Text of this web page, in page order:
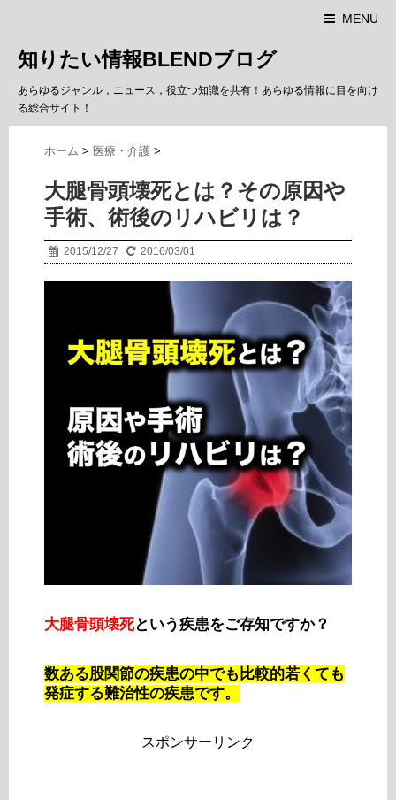
MENU
知りたい情報BLENDブログ
あらゆるジャンル，ニュース，役立つ知識を共有！あらゆる情報に目を向け
る総合サイト！
ホーム > 医療・介護 >
大腿骨頭壊死とは？その原因や
手術、術後のリハビリは？
2015/12/27 2016/03/01
大腿骨頭壊死という疾患をご存知ですか？
数ある股関節の疾患の中でも比較的若くても
発症する難治性の疾患です。
スポンサーリンク